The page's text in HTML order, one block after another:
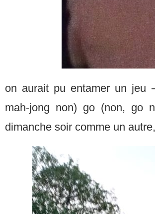
on aurait pu entamer un jeu
mah-jong non) go (non, go
dimanche soir comme un